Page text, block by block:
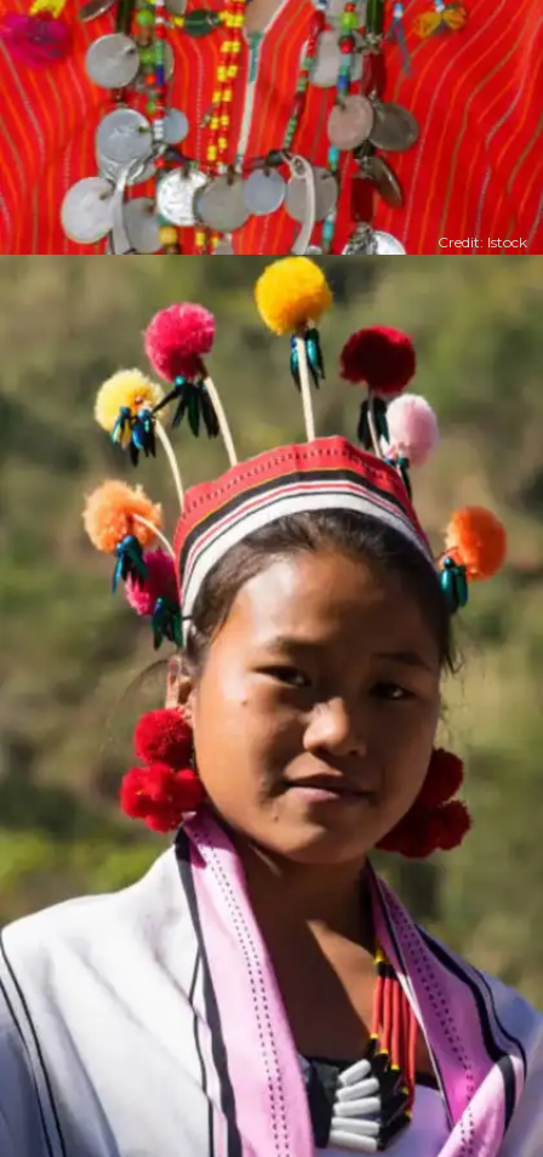
​​​लेकिन क्या आपको पता है भारत में रहने वाला एक समुदाय ऐसा
भी है जो महिला प्रधान समाज है।​​
Credit: Istock